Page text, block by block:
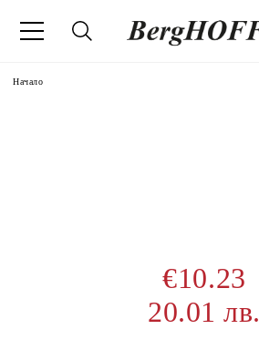
Начало
€10.23
20.01 лв.